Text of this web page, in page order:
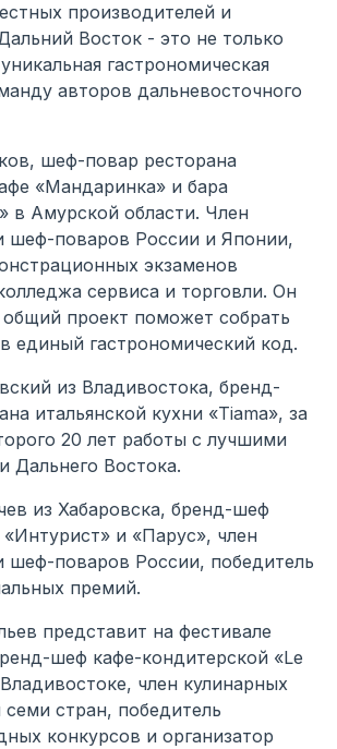
производителей и
Восток - это не только
гастрономическая
авторов дальневосточного
шеф-повар ресторана
«Мандаринка» и бара
в Амурской области. Член
шеф-поваров России и Японии,
экзаменов
сервиса и торговли. Он
общий проект поможет собрать
единый гастрономический код.
из Владивостока, бренд-
итальянской кухни «Tiama», за
20 лет работы с лучшими
Дальнего Востока.
из Хабаровска, бренд-шеф
и «Парус», член
шеф-поваров России, победитель
премий.
представит на фестивале
шеф кафе-кондитерской «Le
член кулинарных
стран, победитель
конкурсов и организатор